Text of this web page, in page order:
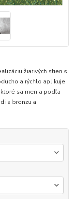
žiarivých stien s
a rýchlo aplikuje
sa menia podľa
a bronzu a